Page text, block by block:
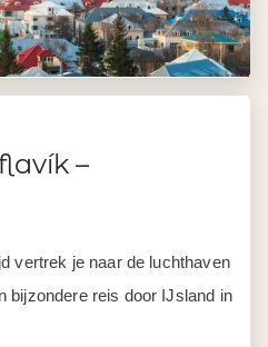
–
vertrek je naar de luchthaven
bijzondere reis door IJsland in